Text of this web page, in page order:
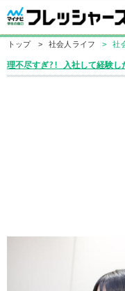
トップ > 社会人ライフ > 社
理不尽すぎ?! 入社して経験